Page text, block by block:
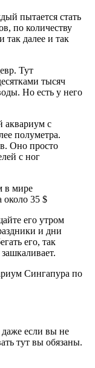
пытается стать
по количеству
так далее и так
Тут
тысяч
Но есть у него
аквариум с
полуметра.
Оно просто
с ног
в мире
около 35 $
и дни
его, так
Сингапура по
если вы не
тут вы обязаны.